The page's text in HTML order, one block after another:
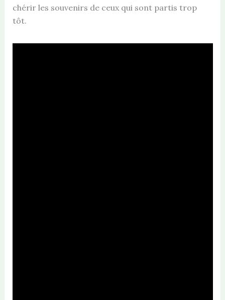
chérir les souvenirs de ceux qui sont partis trop
tôt.